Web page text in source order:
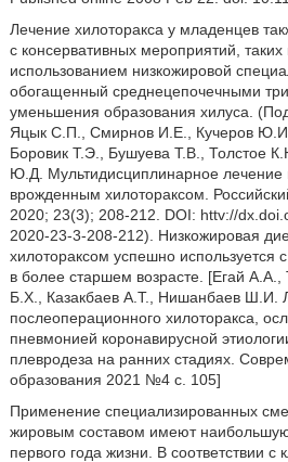
Лечение хилоторакса у младенцев
с консервативных мероприятий, таких
использованием низкожировой
обогащенный среднецепочечными
уменьшения образования хилуса.
Яцык С.П., Смирнов И.Е., Кучеров
Боровик Т.Э., Бушуева Т.В., Толстое
Ю.Д. Мультидисциплинарное лечение
врожденным хилотораксом.
2020; 23(3); 208-212. DOI: httv://
2020-23-3-208-212). Низкожировая
хилотораксом успешно используется
в более старшем возрасте. [Егай
Б.Х., Казакбаев А.Т., Нишанбаев Ш.И.
послеоперационного хилоторакса,
пневмонией коронавирусной
плевродеза на ранних стадиях.
образования 2021 №4 с. 105]
Применение специализированных
жировым составом имеют наибольшую
первого года жизни. В соответствии с